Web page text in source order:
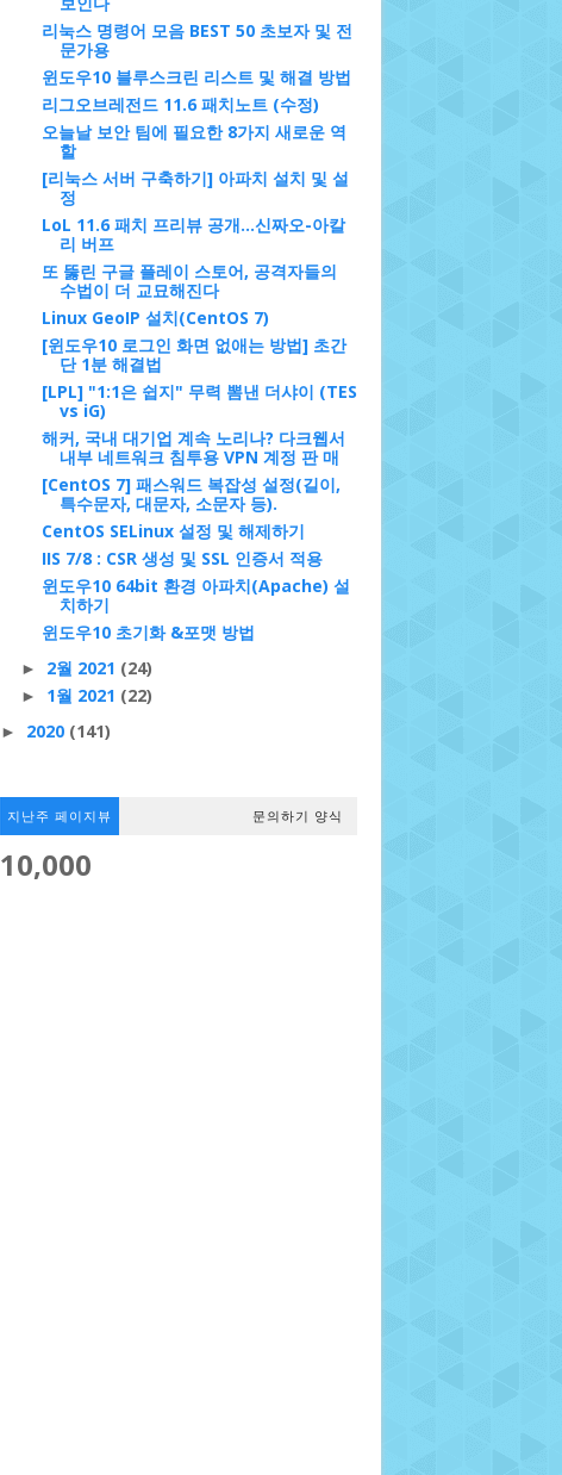
리눅스 명령어 모음 BEST 50 초보자 및 전
문가용
윈도우10 블루스크린 리스트 및 해결 방법
리그오브레전드 11.6 패치노트 (수정)
오늘날 보안 팀에 필요한 8가지 새로운 역
할
[리눅스 서버 구축하기] 아파치 설치 및 설
정
LoL 11.6 패치 프리뷰 공개…신짜오-아칼
리 버프
또 뚫린 구글 플레이 스토어, 공격자들의
수법이 더 교묘해진다
Linux GeoIP 설치(CentOS 7)
[윈도우10 로그인 화면 없애는 방법] 초간
단 1분 해결법
[LPL] "1:1은 쉽지" 무력 뽐낸 더샤이 (TES
vs iG)
해커, 국내 대기업 계속 노리나? 다크웹서
내부 네트워크 침투용 VPN 계정 판 매
[CentOS 7] 패스워드 복잡성 설정(길이,
특수문자, 대문자, 소문자 등).
CentOS SELinux 설정 및 해제하기
IIS 7/8 : CSR 생성 및 SSL 인증서 적용
윈도우10 64bit 환경 아파치(Apache) 설
치하기
윈도우10 초기화 &포맷 방법
► 2월 2021 (24)
► 1월 2021 (22)
► 2020 (141)
지난주 페이지뷰 문의하기 양식
10,000